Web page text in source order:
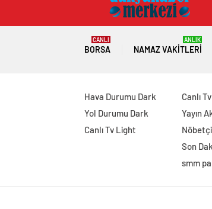
BORSA
CANLI
NAMAZ VAKITLERI
ANLIK
Hava Durumu Dark
Yol Durumu Dark
Canlı Tv Light
Canlı
Yayın
Son
smm